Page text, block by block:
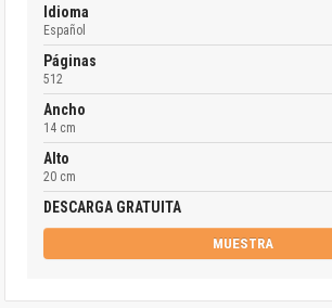
Idioma
Español
Páginas
512
Ancho
14 cm
Alto
20 cm
DESCARGA GRATUITA
MUESTRA